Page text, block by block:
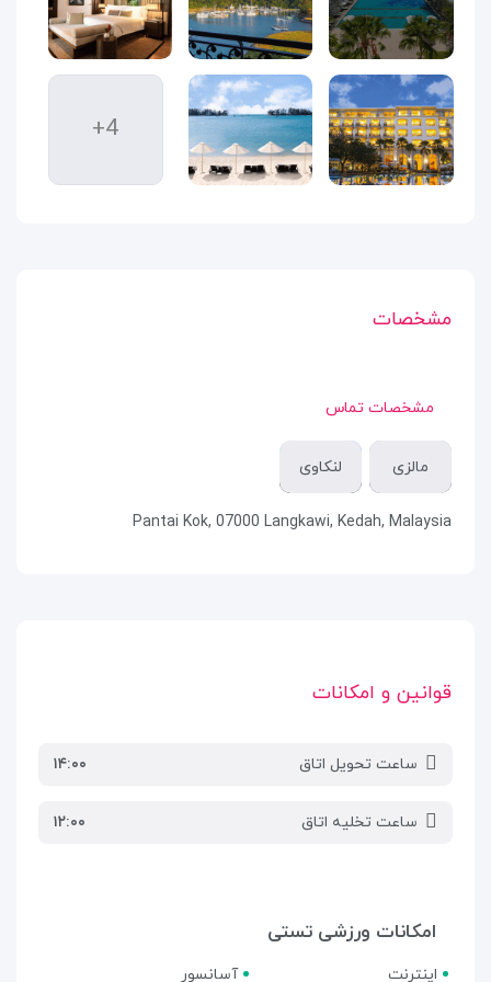
+4
مشخصات
مشخصات تماس
مالزی لنکاوی
Pantai Kok, 07000 Langkawi, Kedah, Malaysia
قوانین و امکانات
ساعت تحویل اتاق ۱۴:۰۰
ساعت تخلیه اتاق ۱۲:۰۰
امکانات ورزشی تستی
اینترنت آسانسور